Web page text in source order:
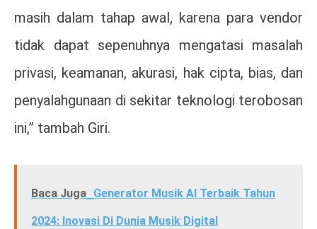
masih dalam tahap awal, karena para vendor
tidak dapat sepenuhnya mengatasi masalah
privasi, keamanan, akurasi, hak cipta, bias, dan
penyalahgunaan di sekitar teknologi terobosan
ini,” tambah Giri.
Baca Juga Generator Musik AI Terbaik Tahun
2024: Inovasi Di Dunia Musik Digital